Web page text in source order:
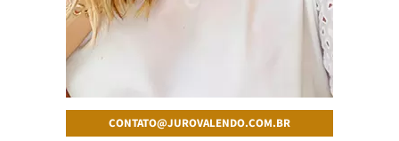
CONTATO@JUROVALENDO.COM.BR